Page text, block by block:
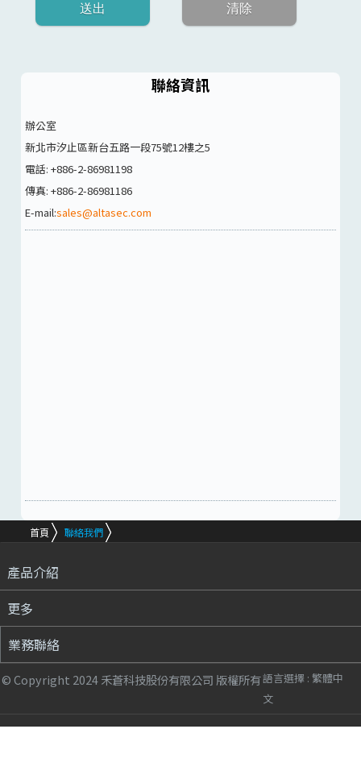
送出 清除
聯絡資訊
辦公室
新北市汐止區新台五路一段75號12樓之5
電話: +886-2-86981198
傳真: +886-2-86981186
E-mail:sales@altasec.com
首頁 聯絡我們
產品介紹
更多
業務聯絡
© Copyright 2024 禾蒼科技股份有限公司 版權所有語言選擇 : 繁體中
文